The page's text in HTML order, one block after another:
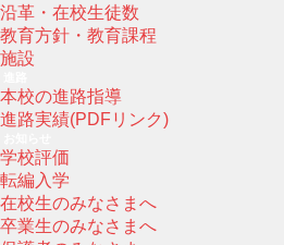
沿革・在校生徒数
教育方針・教育課程
施設
本校の進路指導
進路実績(PDFリンク)
学校評価
転編入学
在校生のみなさまへ
卒業生のみなさまへ